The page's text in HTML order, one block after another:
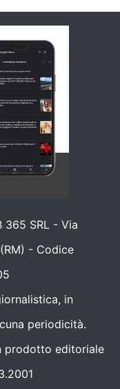
SRL - Via
- Codice
in
periodicità.
prodotto editoriale